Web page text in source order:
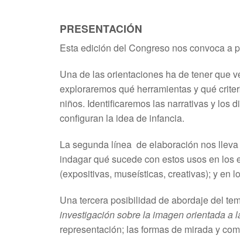
PRESENTACIÓN
Esta edición del Congreso nos convoca a
Una de las orientaciones ha de tener que
exploraremos qué herramientas y qué
niños. Identificaremos las narrativas y los
configuran la idea de infancia.
La segunda línea de elaboración nos
indagar qué sucede con estos usos en
(expositivas, museísticas, creativas); y en
Una tercera posibilidad de abordaje del
investigación sobre la imagen orientada a
representación; las formas de mirada y